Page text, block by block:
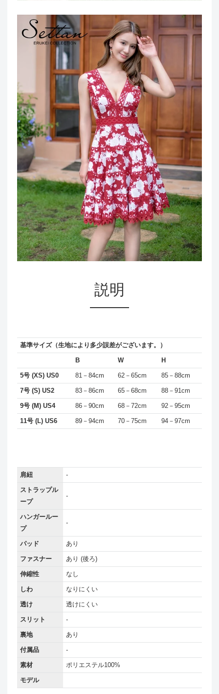
説明
基準サイズ（生地により多少誤差がございます。）
B W H
5号 (XS) US0 81－84cm 62－65cm 85－88cm
7号 (S) US2 83－86cm 65－68cm 88－91cm
9号 (M) US4 86－90cm 68－72cm 92－95cm
11号 (L) US6 89－94cm 70－75cm 94－97cm
肩紐 -
ストラップル
ープ
-
ハンガールー
プ
-
パッド あり
ファスナー あり (後ろ)
伸縮性 なし
しわ なりにくい
透け 透けにくい
スリット -
裏地 あり
付属品 -
素材 ポリエステル100%
モデル